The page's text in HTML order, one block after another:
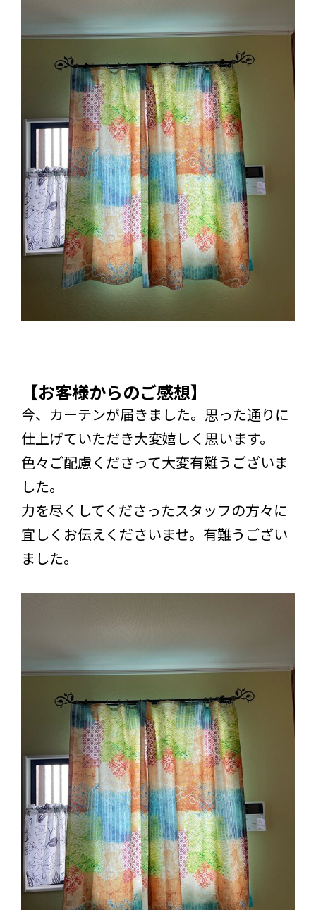
【お客様からのご感想】
今、カーテンが届きました。思った通りに
仕上げていただき大変嬉しく思います。
色々ご配慮くださって大変有難うございま
した。
力を尽くしてくださったスタッフの方々に
宜しくお伝えくださいませ。有難うござい
ました。